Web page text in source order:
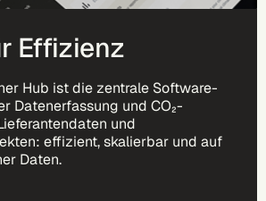
Effizienz
Hub ist die zentrale Software-
Datenerfassung und CO₂-
und
effizient, skalierbar und auf
Daten.